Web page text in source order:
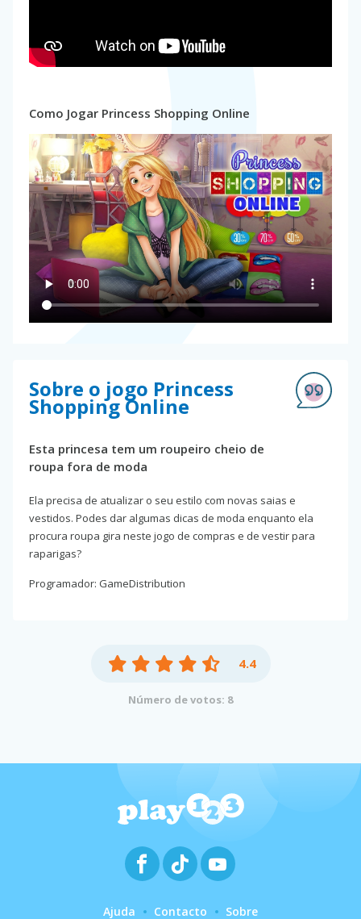
Como Jogar Princess Shopping Online
Sobre o jogo Princess
Shopping Online
Esta princesa tem um roupeiro cheio de
roupa fora de moda
Ela precisa de atualizar o seu estilo com novas saias e
vestidos. Podes dar algumas dicas de moda enquanto ela
procura roupa gira neste jogo de compras e de vestir para
raparigas?
Programador: GameDistribution
4.4
Número de votos: 8
Ajuda Contacto Sobre